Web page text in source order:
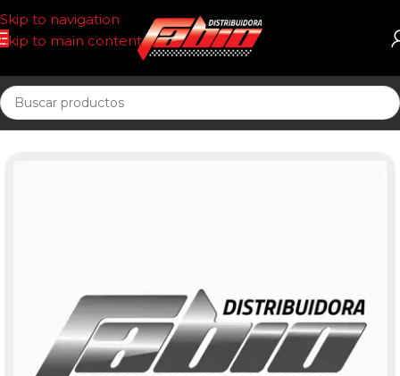
Skip to navigation
Skip to main content
Inicio BUJIAS DIESEL